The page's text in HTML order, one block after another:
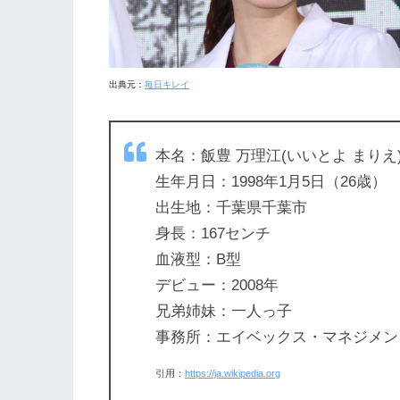
出典元： 毎日キレイ
本名：飯豊 万理江(いいとよ まり
生年月日：1998年1月5日（26歳）
出生地：千葉県千葉市
身長：167センチ
血液型：B型
デビュー：2008年
兄弟姉妹：一人っ子
事務所：エイベックス・マネジメ
引用： https://ja.wikipedia.org